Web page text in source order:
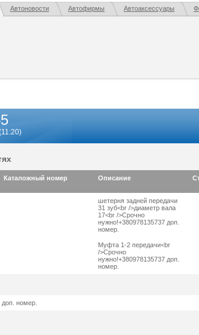
Автоновости Автофирмы Автоаксессуары
Каталожный номер Описание
шетерня задней передачи
31 зуб<br />диаметр вала
17<br />Срочно
нужно!+380978135737 доп.
номер.
Муфта 1-2 передачи<br
/>Срочно
нужно!+380978135737 доп.
номер.
номер.